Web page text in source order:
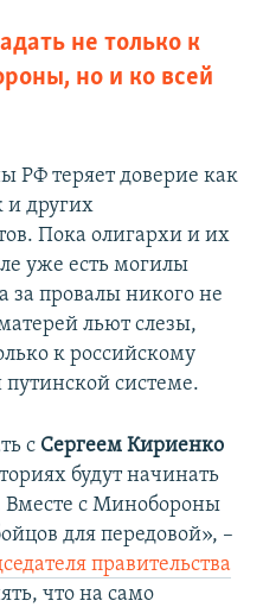
не только к
но и ко всей
РФ теряет доверие как
и других
Пока олигархи и их
уже есть могилы
за провалы никого не
льют слезы,
к российскому
системе.
с Сергеем Кириенко
будут начинать
Вместе с Минобороны
для передовой», –
правительства
что на само